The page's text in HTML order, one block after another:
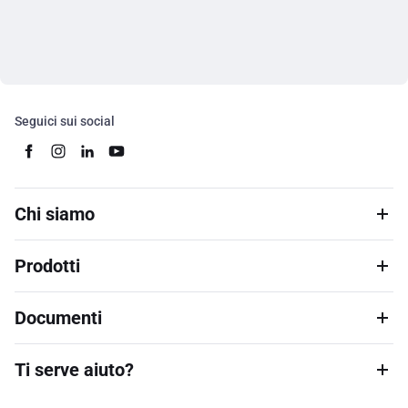
Seguici sui social
Chi siamo
Prodotti
Documenti
Ti serve aiuto?